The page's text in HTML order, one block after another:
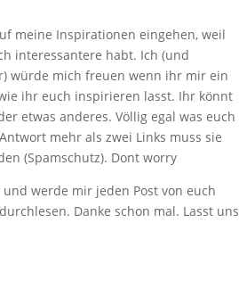
meine Inspirationen eingehen, weil
interessantere habt. Ich (und
würde mich freuen wenn ihr mir ein
ihr euch inspirieren lasst. Ihr könnt
etwas anderes. Völlig egal was euch
mehr als zwei Links muss sie
(Spamschutz). Dont worry
werde mir jeden Post von euch
Danke schon mal. Lasst uns